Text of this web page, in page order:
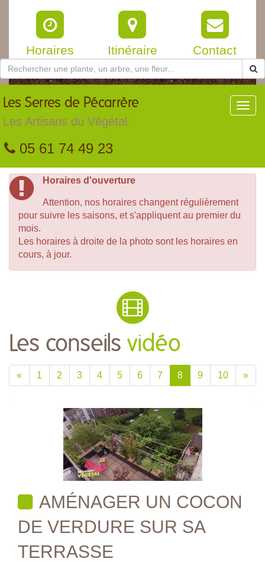
Horaires Itinéraire Contact
Les Serres de Pécarrère
Les Artisans du Végétal
05 61 74 49 23
Horaires d'ouverture
Attention, nos horaires changent régulièrement
pour suivre les saisons, et s'appliquent au premier du
mois.
Les horaires à droite de la photo sont les horaires en
cours, à jour.
Les conseils vidéo
« 1 2 3 4 5 6 7 8 9 10 »
AMÉNAGER UN COCON
DE VERDURE SUR SA
TERRASSE